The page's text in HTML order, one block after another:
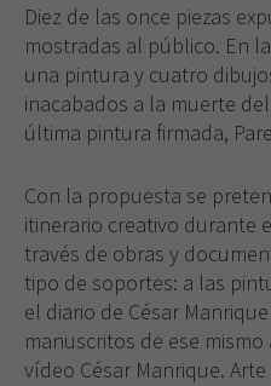
Diez de las once piezas
mostradas al público. En
una pintura y cuatro
inacabados a la muerte
última pintura firmada,
Con la propuesta se
itinerario creativo durante
través de obras y
tipo de soportes: a las
el diario de César
manuscritos de ese
vídeo César Manrique.